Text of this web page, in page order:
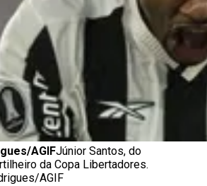
AGIFJúnior Santos, do
da Copa Libertadores.
AGIF